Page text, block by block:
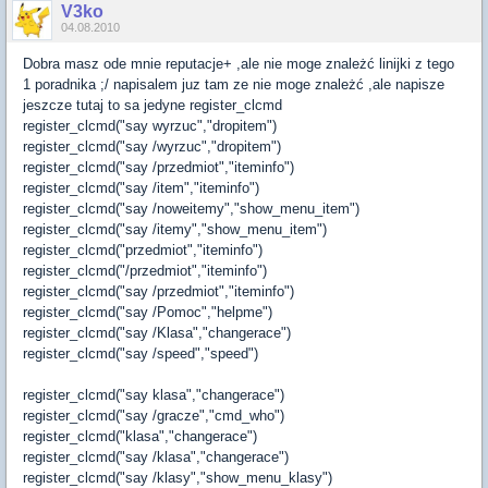
V3ko
04.08.2010
Dobra masz ode mnie reputacje+ ,ale nie moge znależć linijki z tego
1 poradnika ;/ napisalem juz tam ze nie moge znależć ,ale napisze
jeszcze tutaj to sa jedyne register_clcmd
register_clcmd("say wyrzuc","dropitem")
register_clcmd("say /wyrzuc","dropitem")
register_clcmd("say /przedmiot","iteminfo")
register_clcmd("say /item","iteminfo")
register_clcmd("say /noweitemy","show_menu_item")
register_clcmd("say /itemy","show_menu_item")
register_clcmd("przedmiot","iteminfo")
register_clcmd("/przedmiot","iteminfo")
register_clcmd("say /przedmiot","iteminfo")
register_clcmd("say /Pomoc","helpme")
register_clcmd("say /Klasa","changerace")
register_clcmd("say /speed","speed")
register_clcmd("say klasa","changerace")
register_clcmd("say /gracze","cmd_who")
register_clcmd("klasa","changerace")
register_clcmd("say /klasa","changerace")
register_clcmd("say /klasy","show_menu_klasy")